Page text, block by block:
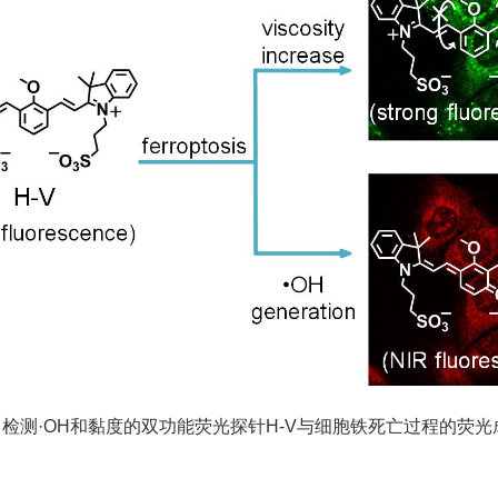
检测·OH和黏度的双功能荧光探针H-V与细胞铁死亡过程的荧光